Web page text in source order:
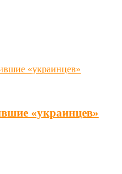
«украинцев»